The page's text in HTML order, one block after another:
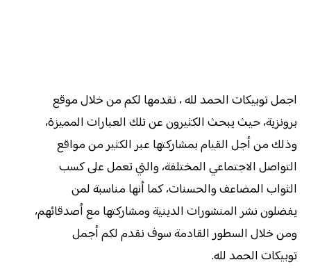
اجمل توبيكات الحمد لله ، نقدمها لكم من خلال موقع
برونزية، حيث يبحث الكثيرون عن تلك العبارات المميزة،
وذلك من أجل القيام بمشاركتها عبر الكثير من مواقع
التواصل الاجتماعي المختلفة، والتي تعمل على كسب
الثواب المضاعف والحسنات، كما أنها مناسبة لمن
يفضلون نشر المنشورات الدينية ومشاركتها مع أصدقائهم،
ومن خلال السطور القادمة سوف نقدم لكم أجمل
توبيكات الحمد لله.